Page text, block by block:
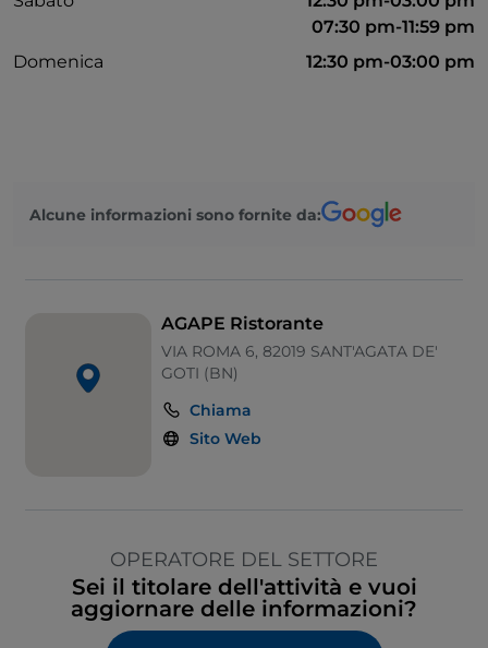
07:30 pm-11:59 pm
Domenica
12:30 pm-03:00 pm
Alcune informazioni sono fornite da:
AGAPE Ristorante
VIA ROMA 6, 82019 SANT'AGATA DE'
GOTI (BN)
Chiama
Sito Web
OPERATORE DEL SETTORE
Sei il titolare dell'attività e vuoi
aggiornare delle informazioni?